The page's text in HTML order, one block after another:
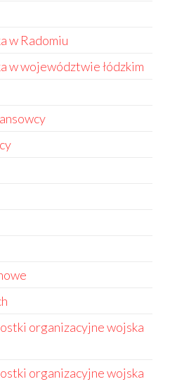
w Radomiu
w województwie łódzkim
organizacyjne wojska
organizacyjne wojska